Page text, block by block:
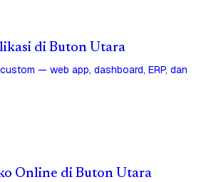
di Buton Utara
— web app, dashboard, ERP, dan
Online di Buton Utara